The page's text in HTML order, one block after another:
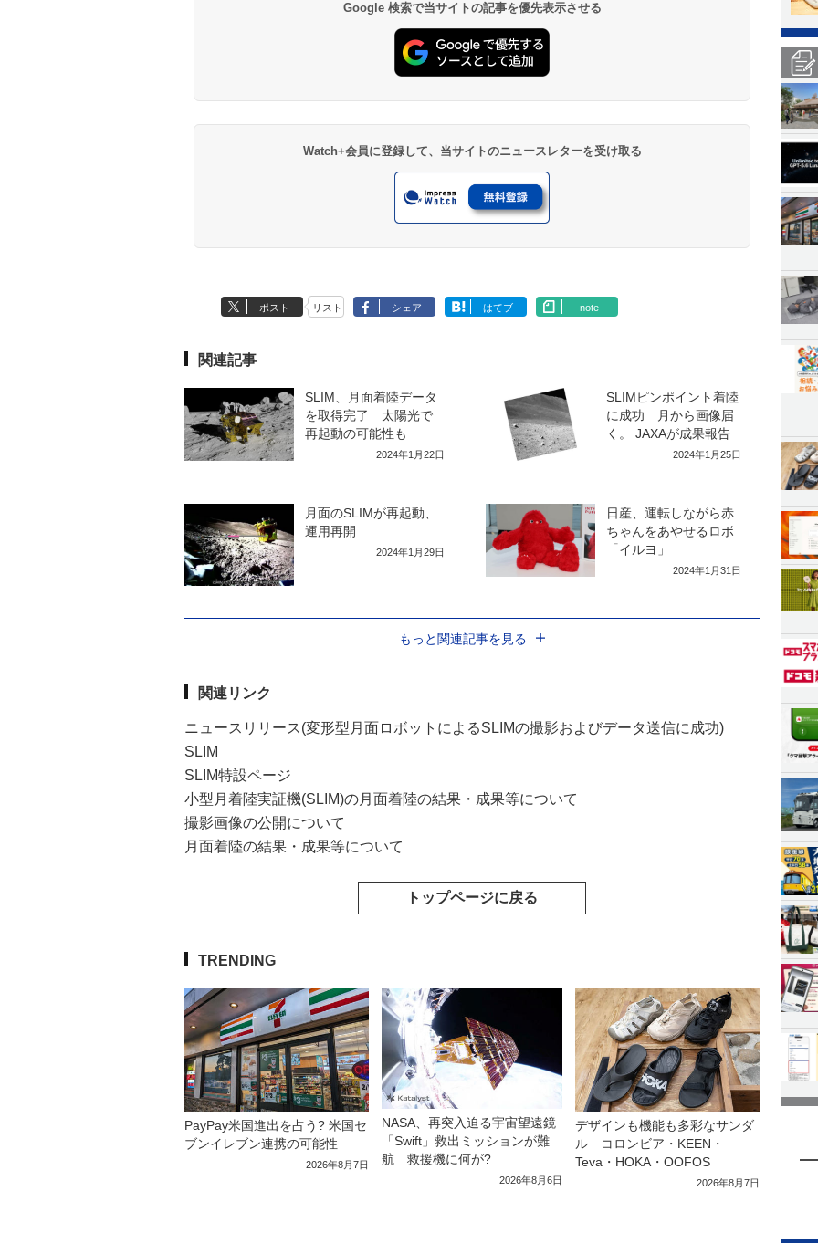
Google 検索で当サイトの記事を優先表示させる
Watch+会員に登録して、当サイトのニュースレターを受け取る
ポスト リスト シェア はてブ note
関連記事
SLIM、月面着陸データ
を取得完了 太陽光で
再起動の可能性も
2024年1月22日
SLIMピンポイント着陸
に成功 月から画像届
く。 JAXAが成果報告
2024年1月25日
月面のSLIMが再起動、
運用再開
2024年1月29日
日産、運転しながら赤
ちゃんをあやせるロボ
「イルヨ」
2024年1月31日
もっと関連記事を見る
関連リンク
ニュースリリース(変形型月面ロボットによるSLIMの撮影およびデータ送信に成功)
SLIM
SLIM特設ページ
小型月着陸実証機(SLIM)の月面着陸の結果・成果等について
撮影画像の公開について
月面着陸の結果・成果等について
トップページに戻る
TRENDING
PayPay米国進出を占う? 米国セ
ブンイレブン連携の可能性
2026年8月7日
NASA、再突入迫る宇宙望遠鏡
「Swift」救出ミッションが難
航 救援機に何が?
2026年8月6日
デザインも機能も多彩なサンダ
ル コロンビア・KEEN・
Teva・HOKA・OOFOS
2026年8月7日